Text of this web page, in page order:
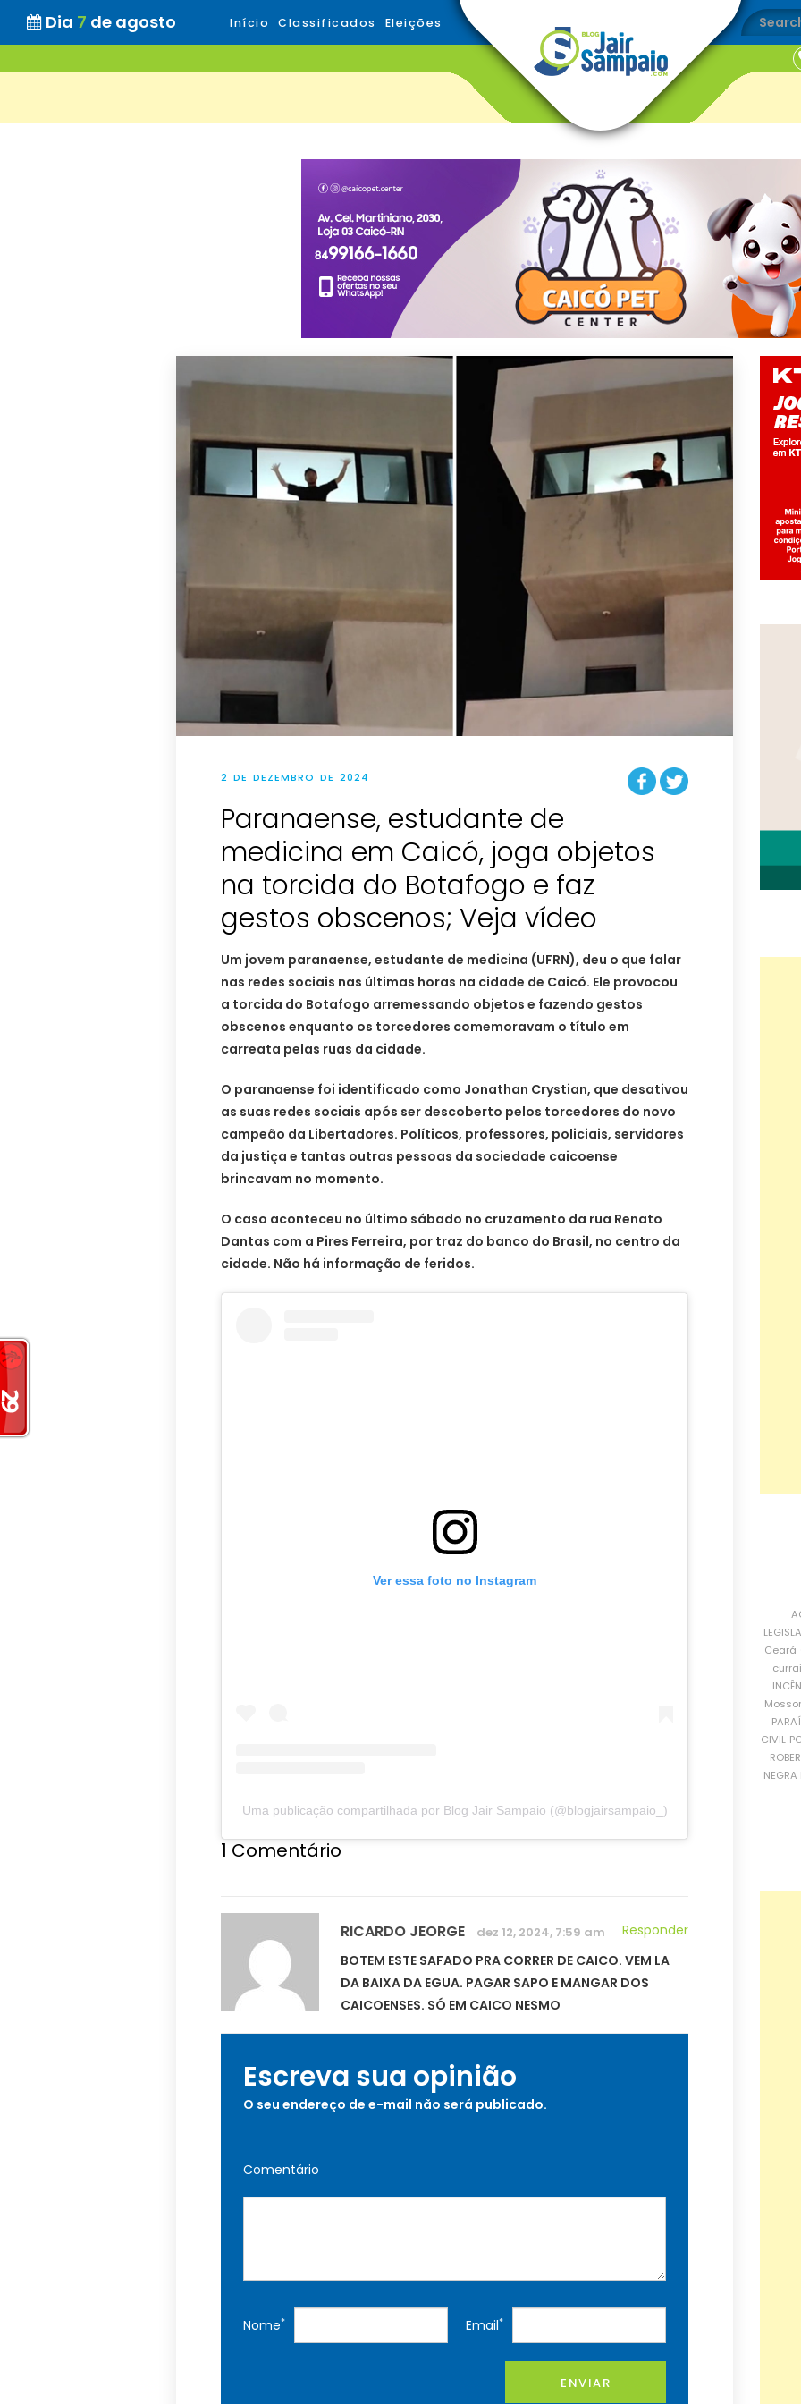
Dia 7 de agosto Início Classificados Eleições
2 DE DEZEMBRO DE 2024
Paranaense, estudante de
medicina em Caicó, joga objetos
na torcida do Botafogo e faz
gestos obscenos; Veja vídeo
Um jovem paranaense, estudante de medicina (UFRN), deu o que falar
nas redes sociais nas últimas horas na cidade de Caicó. Ele provocou
a torcida do Botafogo arremessando objetos e fazendo gestos
obscenos enquanto os torcedores comemoravam o título em
carreata pelas ruas da cidade.
O paranaense foi identificado como Jonathan Crystian, que desativou
as suas redes sociais após ser descoberto pelos torcedores do novo
campeão da Libertadores. Políticos, professores, policiais, servidores
da justiça e tantas outras pessoas da sociedade caicoense
brincavam no momento.
O caso aconteceu no último sábado no cruzamento da rua Renato
Dantas com a Pires Ferreira, por traz do banco do Brasil, no centro da
cidade. Não há informação de feridos.
Ver essa foto no Instagram
Uma publicação compartilhada por Blog Jair Sampaio (@blogjairsampaio_)
1 Comentário
RICARDO JEORGE dez 12, 2024, 7:59 am
Responder
BOTEM ESTE SAFADO PRA CORRER DE CAICO. VEM LA
DA BAIXA DA EGUA. PAGAR SAPO E MANGAR DOS
CAICOENSES. SÓ EM CAICO NESMO
Escreva sua opinião
O seu endereço de e-mail não será publicado.
Comentário
Nome* Email*
ENVIAR
Ceará
CIVIL
NEGRA